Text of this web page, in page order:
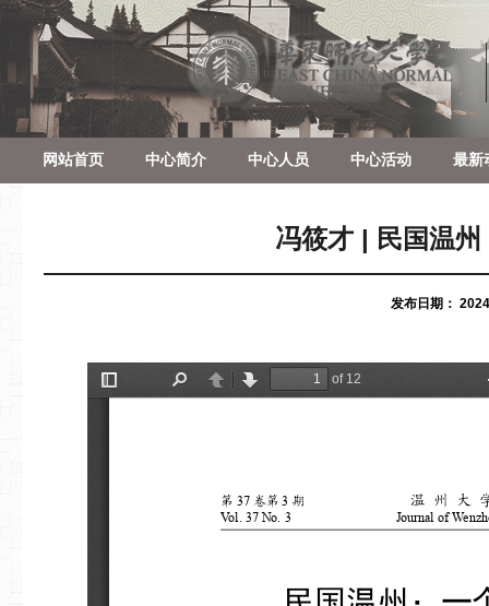
网站首页 中心简介 中心人员 中心活动 最新
冯筱才 | 民国温
发布日期：